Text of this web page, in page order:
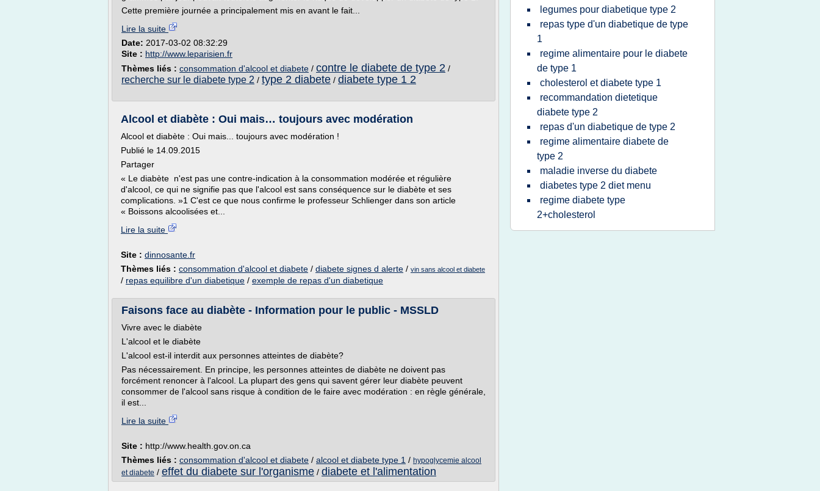
Cette première journée a principalement mis en avant le fait...
Lire la suite
Date: 2017-03-02 08:32:29
Site : http://www.leparisien.fr
Thèmes liés : consommation d'alcool et diabete / contre le diabete de type 2 /
recherche sur le diabete type 2 / type 2 diabete / diabete type 1 2
Alcool et diabète : Oui mais… toujours avec modération
Alcool et diabète : Oui mais... toujours avec modération !
Publié le 14.09.2015
Partager
« Le diabète n'est pas une contre-indication à la consommation modérée et régulière
d'alcool, ce qui ne signifie pas que l'alcool est sans conséquence sur le diabète et ses
complications. »1 C'est ce que nous confirme le professeur Schlienger dans son article
« Boissons alcoolisées et...
Lire la suite
Site : dinnosante.fr
Thèmes liés : consommation d'alcool et diabete / diabete signes d alerte / vin sans alcool et diabete
/ repas equilibre d'un diabetique / exemple de repas d'un diabetique
Faisons face au diabète - Information pour le public - MSSLD
Vivre avec le diabète
L'alcool et le diabète
L'alcool est-il interdit aux personnes atteintes de diabète?
Pas nécessairement. En principe, les personnes atteintes de diabète ne doivent pas
forcément renoncer à l'alcool. La plupart des gens qui savent gérer leur diabète peuvent
consommer de l'alcool sans risque à condition de le faire avec modération : en règle générale,
il est...
Lire la suite
Site : http://www.health.gov.on.ca
Thèmes liés : consommation d'alcool et diabete / alcool et diabete type 1 / hypoglycemie alcool
et diabete / effet du diabete sur l'organisme / diabete et l'alimentation
legumes pour diabetique type 2
repas type d'un diabetique de type
1
regime alimentaire pour le diabete
de type 1
cholesterol et diabete type 1
recommandation dietetique
diabete type 2
repas d'un diabetique de type 2
regime alimentaire diabete de
type 2
maladie inverse du diabete
diabetes type 2 diet menu
regime diabete type
2+cholesterol